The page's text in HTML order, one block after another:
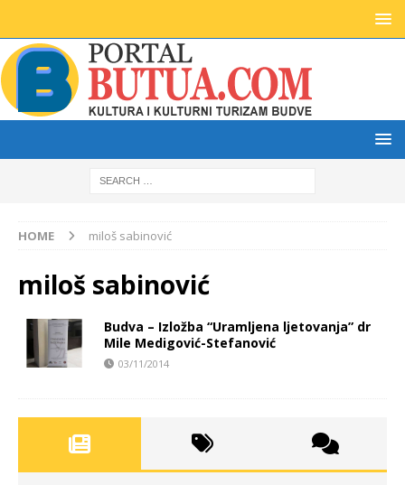
HOME miloš sabinović
miloš sabinović
Budva – Izložba “Uramljena ljetovanja” dr
Mile Medigović-Stefanović
03/11/2014